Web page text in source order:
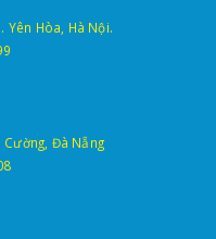
Yên Hòa, Hà Nội.
Cường, Đà Nẵng